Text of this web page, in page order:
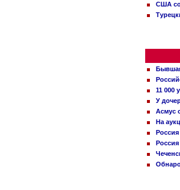
США
11 000
У
Асмус
На